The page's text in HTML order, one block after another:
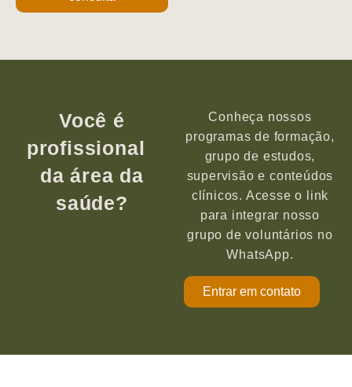
Você é
profissional
da área da
saúde?
Conheça nossos
programas de formação,
grupo de estudos,
supervisão e conteúdos
clínicos. Acesse o link
para integrar nosso
grupo de voluntários no
WhatsApp.
Entrar em contato